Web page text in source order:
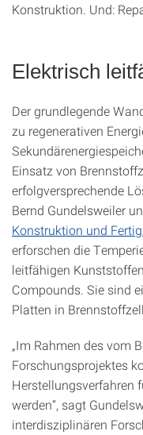
Konstruktion. Und:
Elektrisch
Der grundlegende
zu regenerativen
Einsatz von
erfolgversprechende
Bernd Gundelsweiler
Konstruktion und
erforschen die
leitfähigen
Compounds. Sie sind
Platten in
„Im Rahmen des vom
Forschungsprojektes
Herstellungsverfahren
werden“, sagt
interdisziplinären